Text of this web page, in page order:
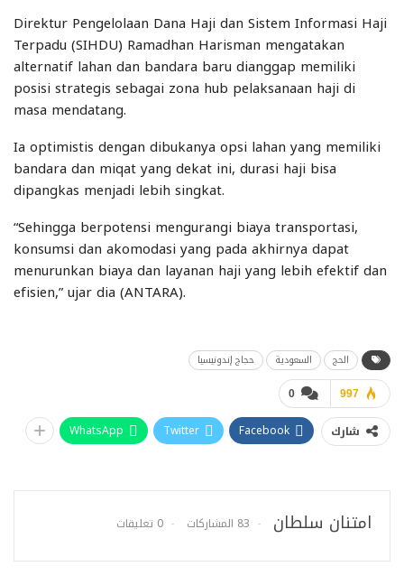
Direktur Pengelolaan Dana Haji dan Sistem Informasi Haji
Terpadu (SIHDU) Ramadhan Harisman mengatakan
alternatif lahan dan bandara baru dianggap memiliki
posisi strategis sebagai zona hub pelaksanaan haji di
masa mendatang.
Ia optimistis dengan dibukanya opsi lahan yang memiliki
bandara dan miqat yang dekat ini, durasi haji bisa
dipangkas menjadi lebih singkat.
“Sehingga berpotensi mengurangi biaya transportasi,
konsumsi dan akomodasi yang pada akhirnya dapat
menurunkan biaya dan layanan haji yang lebih efektif dan
efisien,” ujar dia (ANTARA).
الحج السعودية حجاج إندونيسيا
0 997
شارك Facebook
Twitter
WhatsApp
امتنان سلطان 83 المشاركات 0 تعليقات